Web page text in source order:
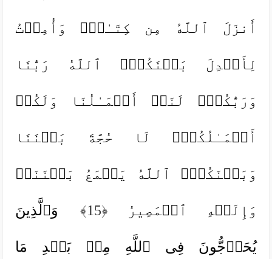
أَنزَلَ ٱللَّهُ مِن كِتَـٰبࣲۖ وَأُمِرۡتُ
لِأَعۡدِلَ بَیۡنَكُمُۖ ٱللَّهُ رَبُّنَا
وَرَبُّكُمۡۖ لَنَاۤ أَعۡمَـٰلُنَا وَلَكُمۡ
أَعۡمَـٰلُكُمۡۖ لَا حُجَّةَ بَیۡنَنَا
وَبَیۡنَكُمُۖ ٱللَّهُ یَجۡمَعُ بَیۡنَنَاۖ
وَإِلَیۡهِ ٱلۡمَصِیرُ ﴿15﴾ وَٱلَّذِینَ
یُحَاۤجُّونَ فِی ٱللَّهِ مِنۢ بَعۡدِ مَا